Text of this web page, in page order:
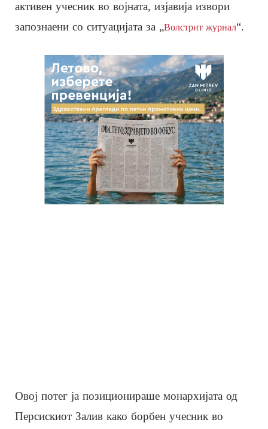
активен учесник во војната, изјавија извори
запознаени со ситуацијата за „Волстрит журнал“.
Овој потег ја позиционираше монархијата од
Персискиот Залив како борбен учесник во